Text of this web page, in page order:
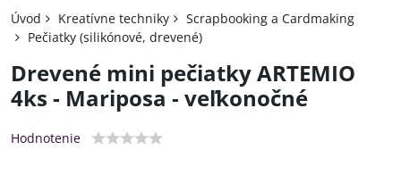
Úvod Kreatívne techniky
Scrapbooking a Cardmaking
Pečiatky (silikónové, drevené)
Drevené mini pečiatky ARTEMIO
4ks - Mariposa - veľkonočné
Hodnotenie